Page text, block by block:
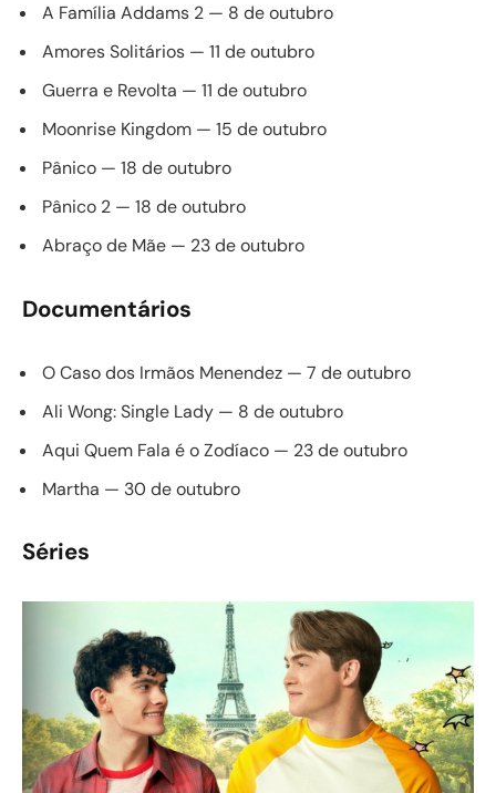
A Família Addams 2 — 8 de outubro
Amores Solitários — 11 de outubro
Guerra e Revolta — 11 de outubro
Moonrise Kingdom — 15 de outubro
Pânico — 18 de outubro
Pânico 2 — 18 de outubro
Abraço de Mãe — 23 de outubro
Documentários
O Caso dos Irmãos Menendez — 7 de outubro
Ali Wong: Single Lady — 8 de outubro
Aqui Quem Fala é o Zodíaco — 23 de outubro
Martha — 30 de outubro
Séries